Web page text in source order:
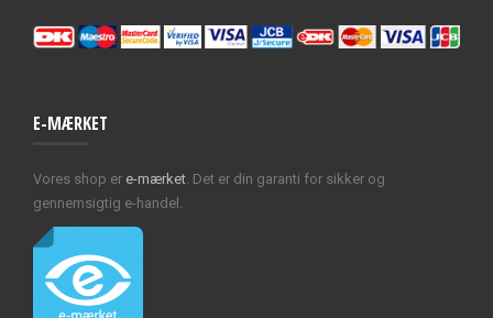
E-MÆRKET
Vores shop er e-mærket. Det er din garanti for sikker og
gennemsigtig e-handel.